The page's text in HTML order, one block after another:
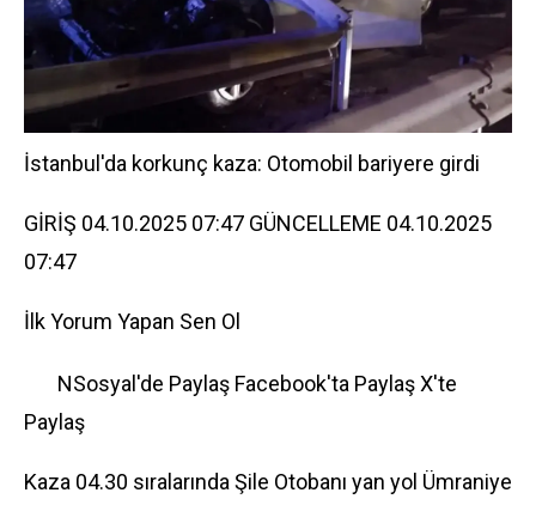
İstanbul'da korkunç kaza: Otomobil bariyere girdi
GİRİŞ 04.10.2025 07:47 GÜNCELLEME 04.10.2025
07:47
İlk Yorum Yapan Sen Ol
NSosyal'de Paylaş Facebook'ta PaylaşX'te
Paylaş
Kaza 04.30 sıralarında Şile Otobanı yan yol Ümraniye